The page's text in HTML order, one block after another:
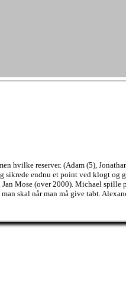
hvilke reserver. (Adam (5),
endnu et point ved klogt og
Mose (over 2000). Michael
skal når man må give tabt.